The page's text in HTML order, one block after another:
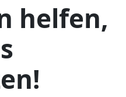
helfen,